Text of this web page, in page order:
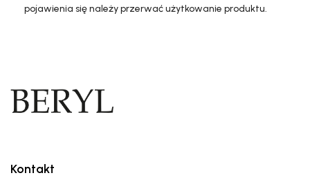
pojawienia się należy przerwać użytkowanie produktu.
Kontakt